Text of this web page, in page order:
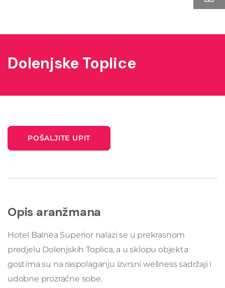
Dolenjske Toplice
POŠALJITE UPIT
Opis aranžmana
Hotel Balnea Superior nalazi se u prekrasnom
predjelu Dolenjskih Toplica, a u sklopu objekta
gostima su na raspolaganju izvrsni wellness sadržaji i
udobne prozračne sobe.